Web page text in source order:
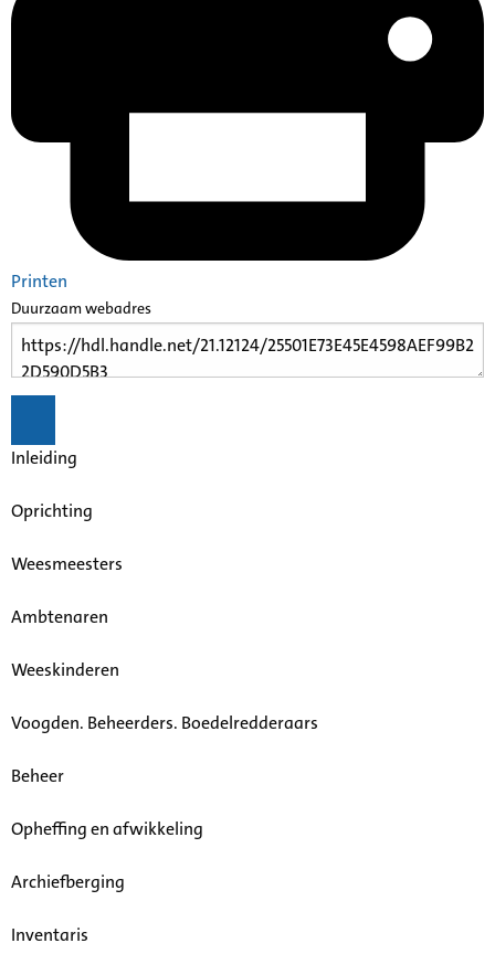
Printen
Duurzaam webadres
Inleiding
Oprichting
Weesmeesters
Ambtenaren
Weeskinderen
Voogden. Beheerders. Boedelredderaars
Beheer
Opheffing en afwikkeling
Archiefberging
Inventaris